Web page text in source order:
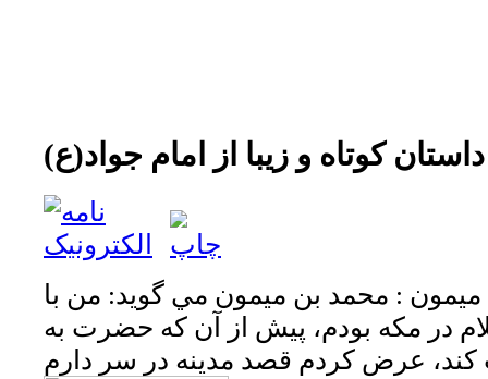
کوتاه و زیبا از امام جواد(ع)
: محمد بن ميمون مي گويد: من با
در مكه بودم، پيش از آن كه حضرت به